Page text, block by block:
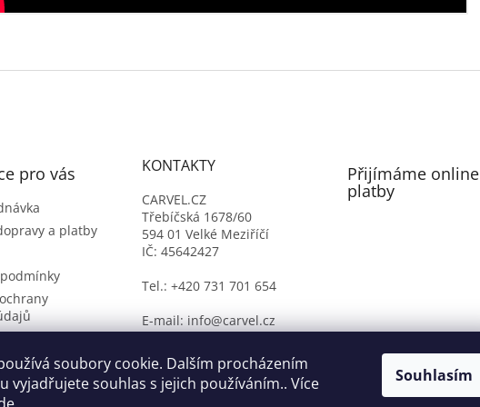
soubory cookie. Dalším procházením
vyjadřujete souhlas s jejich používáním.. Více
Souhlasím
pro vás
a platby
KONTAKTY
CARVEL.CZ
Třebíčská 1678/60
594 01 Velké Meziříčí
IČ: 45642427
Tel.: +420 731 701 654
E-mail: info@carvel.cz
Přijímáme online
platby